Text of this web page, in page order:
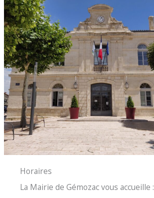
Horaires
La Mairie de Gémozac vous accueille :